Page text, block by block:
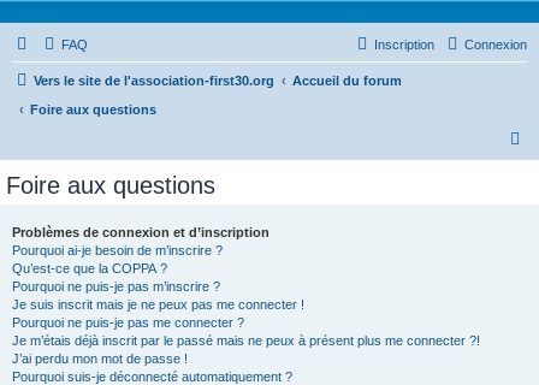
FAQ Connexion
Inscription
Vers le site de l'association-first30.org
Accueil du forum
Foire aux questions
Foire aux questions
Problèmes de connexion et d’inscription
Pourquoi ai-je besoin de m’inscrire ?
Qu’est-ce que la COPPA ?
Pourquoi ne puis-je pas m’inscrire ?
Je suis inscrit mais je ne peux pas me connecter !
Pourquoi ne puis-je pas me connecter ?
Je m’étais déjà inscrit par le passé mais ne peux à présent plus me connecter ?!
J’ai perdu mon mot de passe !
Pourquoi suis-je déconnecté automatiquement ?